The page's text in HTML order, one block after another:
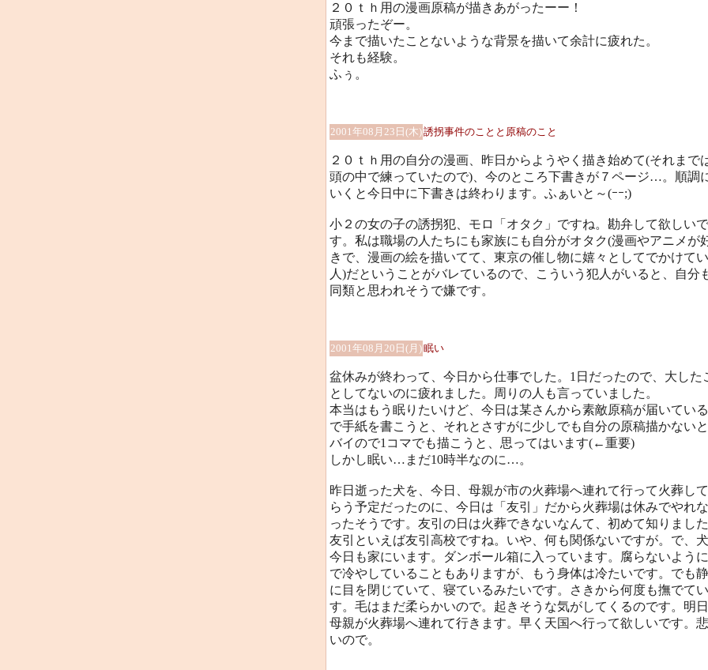
２０ｔｈ用の漫画原稿が描きあがったーー！
頑張ったぞー。
今まで描いたことないような背景を描いて余計に疲れた。
それも経験。
ふぅ。
2001年08月23日(木)誘拐事件のことと原稿のこと
２０ｔｈ用の自分の漫画、昨日からようやく描き始めて(それまで
頭の中で練っていたので)、今のところ下書きが７ページ…。順調
いくと今日中に下書きは終わります。ふぁいと～(ｰｰ;)
小２の女の子の誘拐犯、モロ「オタク」ですね。勘弁して欲しいで
す。私は職場の人たちにも家族にも自分がオタク(漫画やアニメが
きで、漫画の絵を描いてて、東京の催し物に嬉々としてでかけて
人)だということがバレているので、こういう犯人がいると、自分
同類と思われそうで嫌です。
2001年08月20日(月)眠い
盆休みが終わって、今日から仕事でした。1日だったので、大した
としてないのに疲れました。周りの人も言っていました。
本当はもう眠りたいけど、今日は某さんから素敵原稿が届いてい
で手紙を書こうと、それとさすがに少しでも自分の原稿描かない
バイので1コマでも描こうと、思ってはいます(←重要)
しかし眠い…まだ10時半なのに…。
昨日逝った犬を、今日、母親が市の火葬場へ連れて行って火葬し
らう予定だったのに、今日は「友引」だから火葬場は休みでやれ
ったそうです。友引の日は火葬できないなんて、初めて知りました
友引といえば友引高校ですね。いや、何も関係ないですが。で、
今日も家にいます。ダンボール箱に入っています。腐らないよう
で冷やしていることもありますが、もう身体は冷たいです。でも
に目を閉じていて、寝ているみたいです。さきから何度も撫でてい
す。毛はまだ柔らかいので。起きそうな気がしてくるのです。明日
母親が火葬場へ連れて行きます。早く天国へ行って欲しいです。
いので。